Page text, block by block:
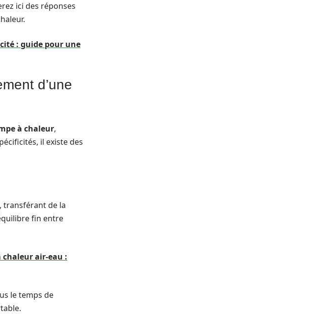
ici des réponses
: guide pour une
d’une
à chaleur,
il existe des
transférant de la
fin entre
air-eau :
le temps de